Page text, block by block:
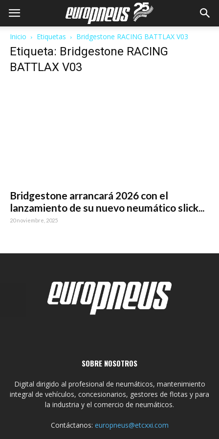
Inicio Etiquetas Bridgestone RACING BATTLAX V03
Etiqueta: Bridgestone RACING
BATTLAX V03
Bridgestone arrancará 2026 con el
lanzamiento de su nuevo neumático slick...
20 noviembre, 2025
SOBRE NOSOTROS
Digital dirigido al profesional de neumáticos, mantenimiento
integral de vehículos, concesionarios, gestores de flotas y para
la industria y el comercio de neumáticos.
Contáctanos: europneus@etcxxi.com